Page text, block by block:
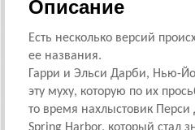
Описание
Есть несколько версий
ее названия.
Гарри и Эльси Дарби, Нью-
эту муху, которую по их
то время нахлыстовик